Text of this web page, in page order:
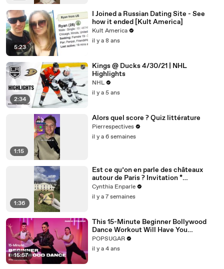
5:23
I Joined a Russian Dating Site - See
how it ended [Kult America]
Kult America
il y a 8 ans
2:34
Kings @ Ducks 4/30/21 | NHL
Highlights
NHL
il y a 5 ans
1:15
Alors quel score ? Quiz littérature
Pierrespectives
il y a 6 semaines
1:36
Est ce qu’on en parle des châteaux
autour de Paris ? Invitation *
@dolceversailles
Cynthia Enparle
il y a 7 semaines
15:57
This 15-Minute Beginner Bollywood
Dance Workout Will Have You
Sweating "So Fast"
POPSUGAR
il y a 4 ans